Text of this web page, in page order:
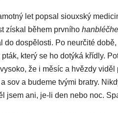
let popsal siouxský
získal během prvního
do dospělosti. Po neurčité
který se ho dotýká křídly.
že i měsíc a hvězdy
sov a budeme tvými bratry.
jsem ani, je-li den nebo noc.